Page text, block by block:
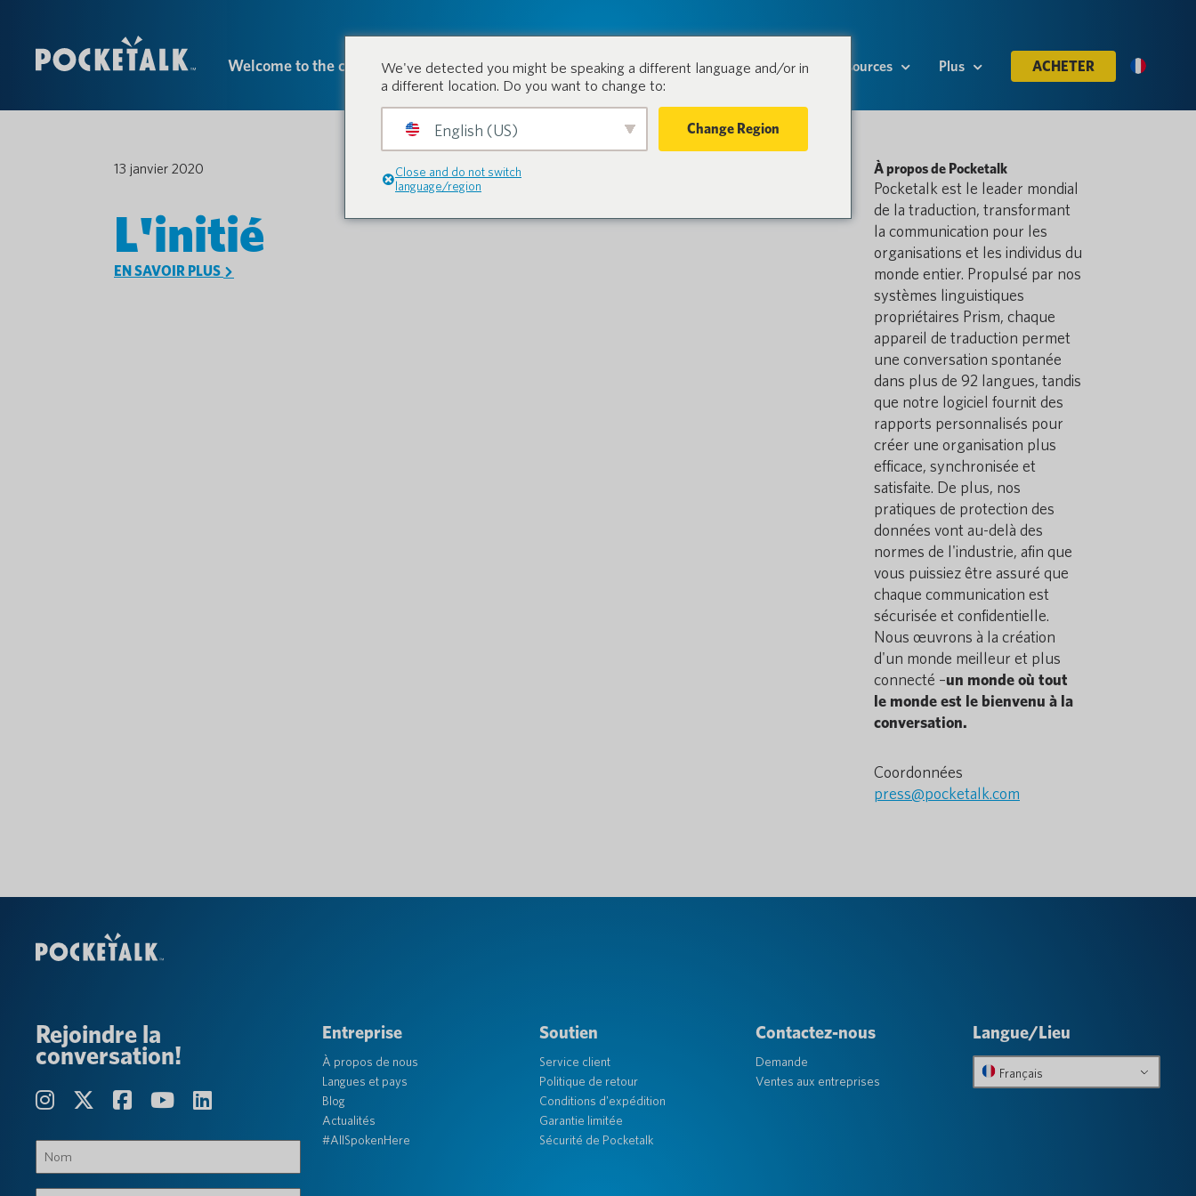
Welcome to the conversation. Produits Industries Ressources Plus ACHETER
13 janvier 2020
L'initié
EN SAVOIR PLUS
À propos de Pocketalk
Pocketalk est le leader mondial
de la traduction, transformant
la communication pour les
organisations et les individus du
monde entier. Propulsé par nos
systèmes linguistiques
propriétaires Prism, chaque
appareil de traduction permet
une conversation spontanée
dans plus de 92 langues, tandis
que notre logiciel fournit des
rapports personnalisés pour
créer une organisation plus
efficace, synchronisée et
satisfaite. De plus, nos
pratiques de protection des
données vont au-delà des
normes de l'industrie, afin que
vous puissiez être assuré que
chaque communication est
sécurisée et confidentielle.
Nous œuvrons à la création
d'un monde meilleur et plus
connecté –un monde où tout
le monde est le bienvenu à la
conversation.
Coordonnées
press@pocketalk.com
Rejoindre la
conversation!
(Obligatoire)
Entreprise
À propos de nous
Langues et pays
Blog
Actualités
#AllSpokenHere
Soutien
Service client
Politique de retour
Conditions d'expédition
Garantie limitée
Sécurité de Pocketalk
Contactez-nous
Demande
Ventes aux entreprises
Langue/Lieu
Français
We've detected you might be speaking a different language and/or in
a different location. Do you want to change to:
English (US) Change Region
Close and do not switch
language/region